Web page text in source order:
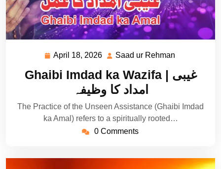
April 18, 2026 April
2026
Saad ur Rehman
Rehman
Ghaibi Imdad ka Wazifa | غیبی
امداد کا وظیفہ
The Practice of the Unseen Assistance (Ghaibi Imdad
ka Amal) refers to a spiritually rooted…
0 Comments